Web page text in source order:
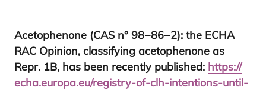
Ace­tophe­no­ne (CAS n° 98−86−2): the ECHA
RAC Opi­nion, clas­sif­ying ace­tophe­no­ne as
Repr. 1B, has been recently published: https://​
echa​.euro​pa​.eu/​r​e​g​i​s​t​r​y​-​o​f​-​c​l​h​-​i​n​t​e​n​t​i​o​n​s​-​u​n​t​i​l​-​